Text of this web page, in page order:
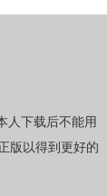
人下载后不能用
版以得到更好的